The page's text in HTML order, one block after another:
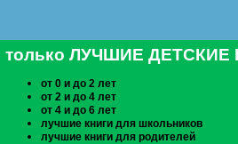
только ЛУЧШИЕ ДЕТСКИЕ
от 0 и до 2 лет
от 2 и до 4 лет
от 4 и до 6 лет
лучшие книги для школьников
лучшие книги для родителей